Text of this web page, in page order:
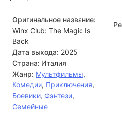
Оригинальное название:
Winx Club: The Magic Is
Back
Дата выхода: 2025
Страна: Италия
Жанр: Мультфильмы,
Комедии, Приключения,
Боевики, Фэнтези,
Семейные